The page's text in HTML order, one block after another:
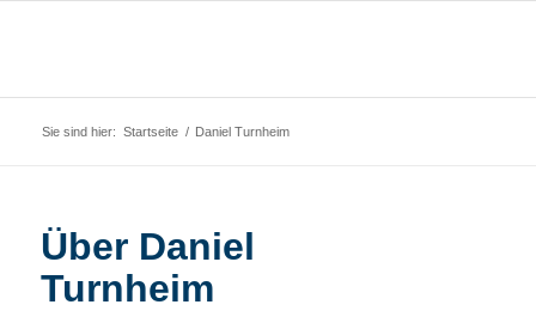
Sie sind hier: Startseite / Daniel Turnheim
Über Daniel
Turnheim